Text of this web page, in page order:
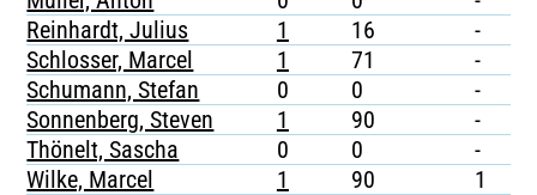
Reinhardt, Julius
1 16 -
Schlosser, Marcel
1 71 -
Schumann, Stefan
0 0 -
Sonnenberg, Steven
1 90 -
Thönelt, Sascha
0 0 -
Wilke, Marcel
1 90 1